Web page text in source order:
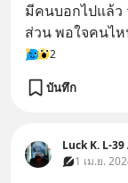
มีคนบอกไปแล้ว
ส่วน พอใจคนไ
2
บันทึก
Luck K. L-
1 เม.ย.